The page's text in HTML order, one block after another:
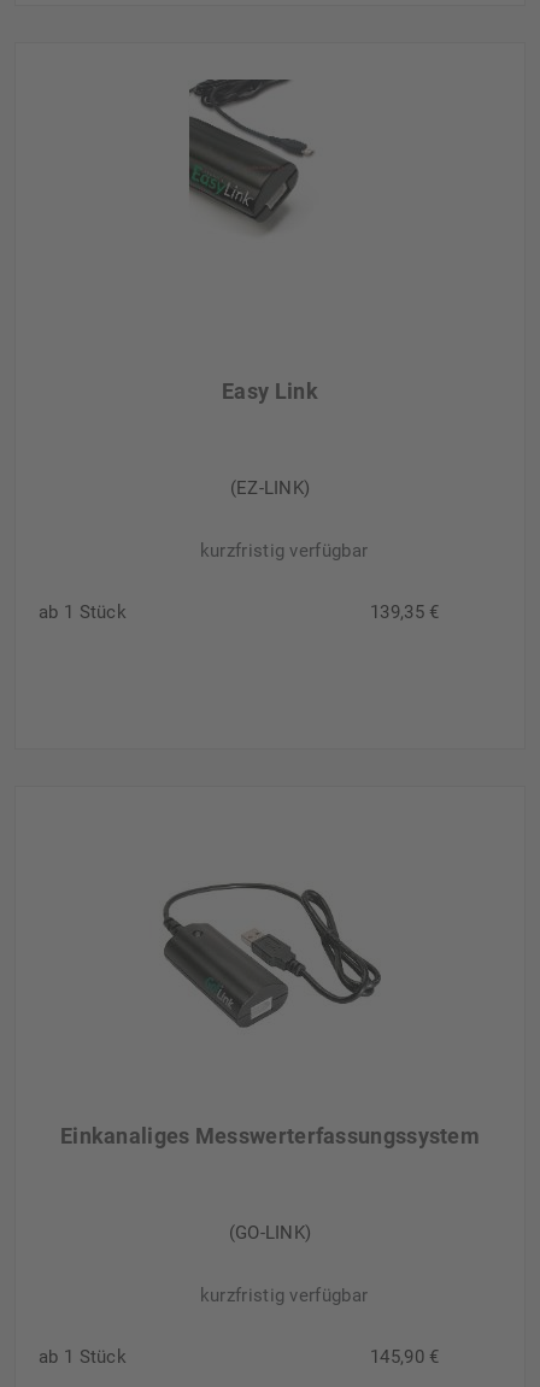
Easy Link
(EZ-LINK)
kurzfristig verfügbar
ab 1 Stück 139,35 €
Einkanaliges Messwerterfassungssystem
(GO-LINK)
kurzfristig verfügbar
ab 1 Stück 145,90 €